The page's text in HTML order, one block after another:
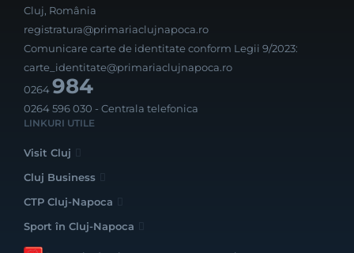
Cluj, România
registratura@primariaclujnapoca.ro
Comunicare carte de identitate conform Legii 9/2023:
carte_identitate@primariaclujnapoca.ro
0264984
0264 596 030 - Centrala telefonica
LINKURI UTILE
Visit Cluj
Cluj Business
CTP Cluj-Napoca
Sport în Cluj-Napoca